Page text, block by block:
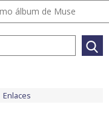
álbum de Muse
Enlaces